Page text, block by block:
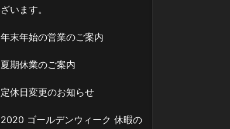
ざいます。
年末年始の営業のご案内
夏期休業のご案内
定休日変更のお知らせ
2020 ゴールデンウィーク 休暇の